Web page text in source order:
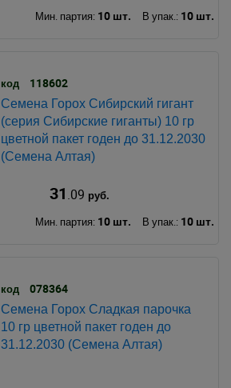
Мин. партия: 10 шт. В упак.: 10 шт.
код 118602
Семена Горох Сибирский гигант
(серия Сибирские гиганты) 10 гр
цветной пакет годен до 31.12.2030
(Семена Алтая)
31.09 руб.
Мин. партия: 10 шт. В упак.: 10 шт.
код 078364
Семена Горох Сладкая парочка
10 гр цветной пакет годен до
31.12.2030 (Семена Алтая)